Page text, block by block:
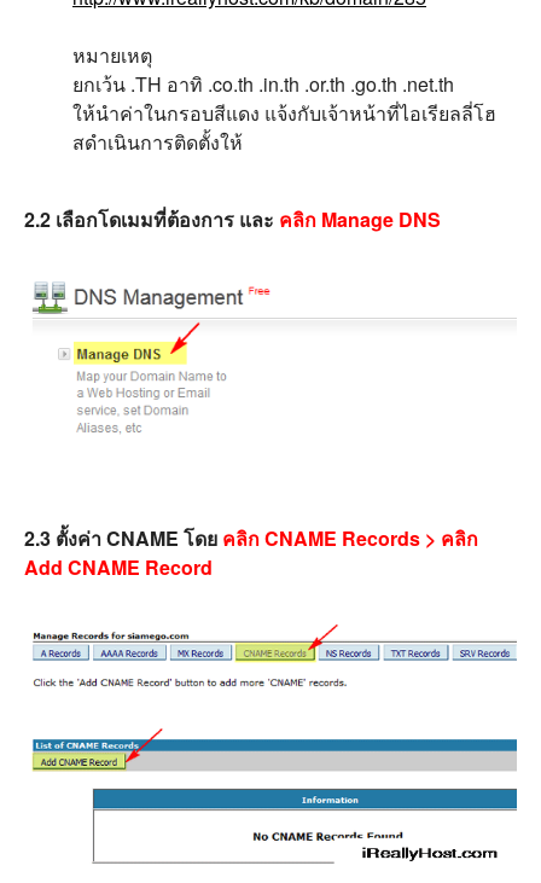
หมายเหตุ
ยกเว้น .TH อาทิ .co.th .in.th .or.th .go.th .net.th
ให้นำค่าในกรอบสีแดง แจ้งกับเจ้าหน้าที่ไอเรียลลี่โฮ
สดำเนินการติดตั้งให้
2.2 เลือกโดเมมที่ต้องการ และ คลิก Manage DNS
2.3 ตั้งค่า CNAME โดย คลิก CNAME Records > คลิก
Add CNAME Record